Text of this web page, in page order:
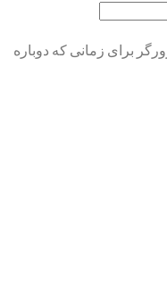
برای زمانی که دوباره